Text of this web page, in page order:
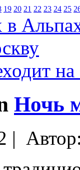
19 20 21 22 23 24 25
Ночь
|